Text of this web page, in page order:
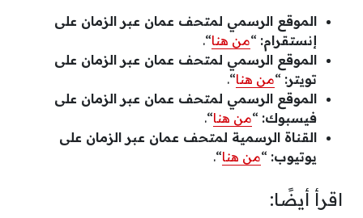
الموقع الرسمي لمتحف عمان عبر الزمان على
إنستقرام: “من هنا“.
الموقع الرسمي لمتحف عمان عبر الزمان على
تويتر: “من هنا“.
الموقع الرسمي لمتحف عمان عبر الزمان على
فيسبوك: “من هنا“.
القناة الرسمية لمتحف عمان عبر الزمان على
يوتيوب: “من هنا“.
اقرأ أيضًا: